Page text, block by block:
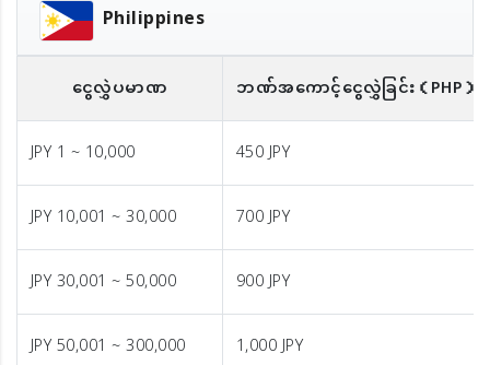
Philippines
ငွေလွှဲပမာဏ ဘဏ်အကောင့်ငွေလွှဲခြင်း（PHP）
JPY 1 ~ 10,000
450 JPY
JPY 10,001 ~ 30,000
700 JPY
JPY 30,001 ~ 50,000
900 JPY
JPY 50,001 ~ 300,000
1,000 JPY